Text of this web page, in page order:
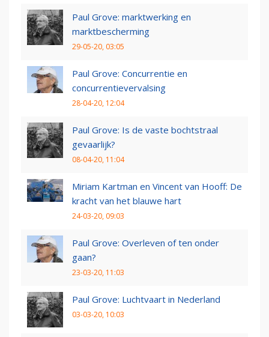
Paul Grove: marktwerking en
marktbescherming
29-05-20, 03:05
Paul Grove: Concurrentie en
concurrentievervalsing
28-04-20, 12:04
Paul Grove: Is de vaste bochtstraal
gevaarlijk?
08-04-20, 11:04
Miriam Kartman en Vincent van Hooff: De
kracht van het blauwe hart
24-03-20, 09:03
Paul Grove: Overleven of ten onder
gaan?
23-03-20, 11:03
Paul Grove: Luchtvaart in Nederland
03-03-20, 10:03